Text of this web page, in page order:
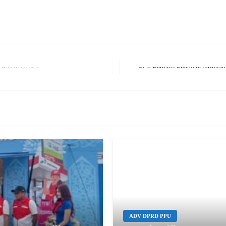
Bersih Di IKN Next Post
ADV DPRD PPU